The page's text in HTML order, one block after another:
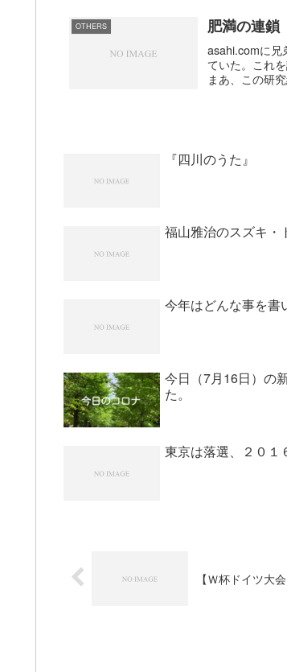
OTHERS 肥満の連
asahi.comに兄
ていた。これ
まあ、この研
『四川のうた』
福山雅治のスズキ・
今年はどんな事を書
今日（7月16日）の
た。
東京は落選、２０１
【Ｗ杯ドイツ大